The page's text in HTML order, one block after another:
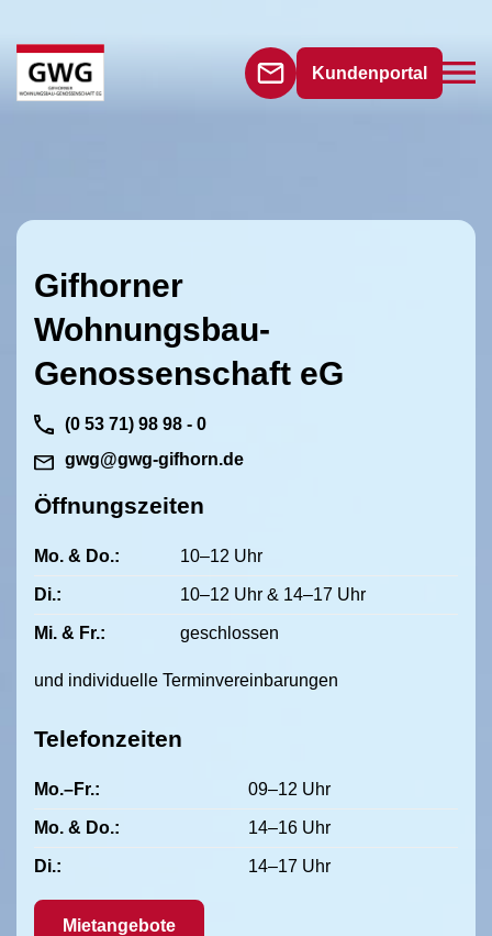
Kundenportal
Gifhorner
Wohnungsbau-
Genossenschaft eG
(0 53 71) 98 98 - 0
gwg@gwg-gifhorn.de
Öffnungszeiten
Mo. & Do.: 10–12 Uhr
Di.: 10–12 Uhr & 14–17 Uhr
Mi. & Fr.: geschlossen
und individuelle Terminvereinbarungen
Telefonzeiten
Mo.–Fr.: 09–12 Uhr
Mo. & Do.: 14–16 Uhr
Di.: 14–17 Uhr
Mietangebote